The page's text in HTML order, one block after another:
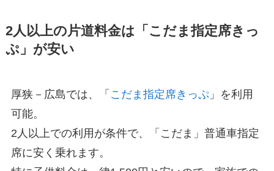
2人以上の片道料金は「こだま指定席きっ
ぷ」が安い
厚狭－広島では、「 こだま指定席きっぷ」を利用
可能。
2人以上での利用が条件で、「こだま」普通車指定
席に安く乗れます。